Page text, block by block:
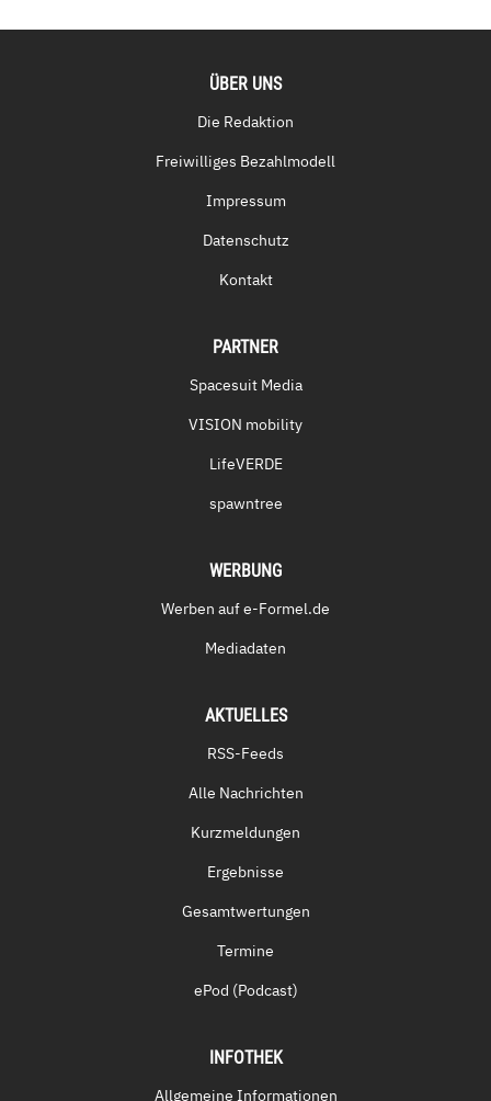
ÜBER UNS
Die Redaktion
Freiwilliges Bezahlmodell
Impressum
Datenschutz
Kontakt
PARTNER
Spacesuit Media
VISION mobility
LifeVERDE
spawntree
WERBUNG
Werben auf e-Formel.de
Mediadaten
AKTUELLES
RSS-Feeds
Alle Nachrichten
Kurzmeldungen
Ergebnisse
Gesamtwertungen
Termine
ePod (Podcast)
INFOTHEK
Allgemeine Informationen